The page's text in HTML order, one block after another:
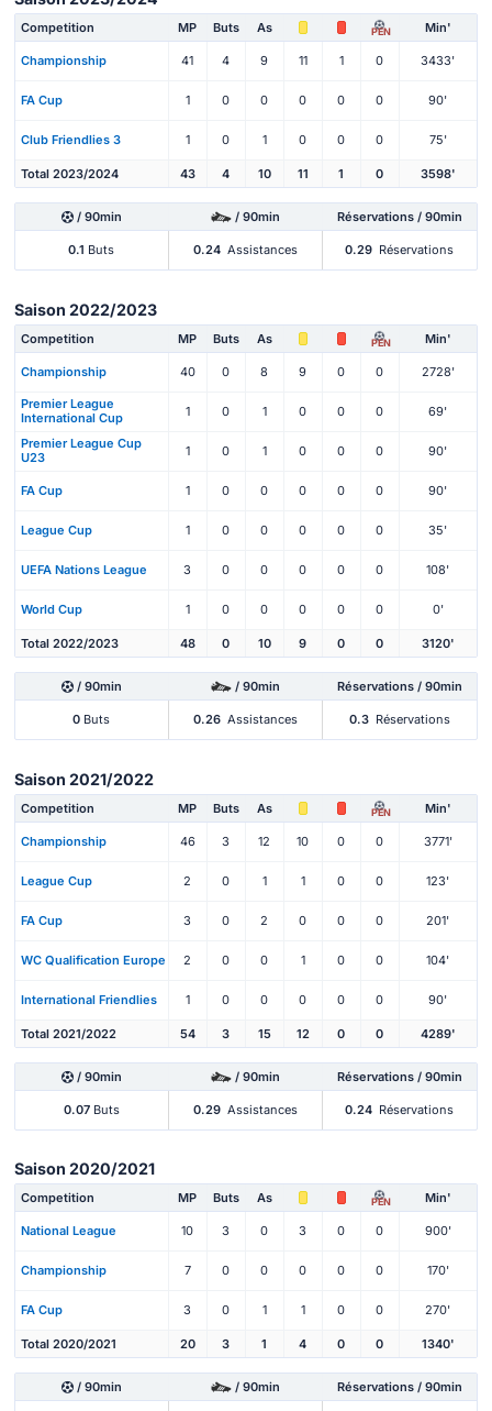
Competition MP Buts As PEN Min'
Championship 41 4 9 11 1 0 3433'
FA Cup 1 0 0 0 0 0 90'
Club Friendlies 3 1 0 1 0 0 0 75'
Total 2023/2024 43 4 10 11 1 0 3598'
/ 90min / 90min Réservations / 90min
0.1 Buts 0.24 Assistances 0.29 Réservations
Saison 2022/2023
Competition MP Buts As PEN Min'
Championship 40 0 8 9 0 0 2728'
Premier League
International Cup
1 0 1 0 0 0 69'
Premier League Cup
U23
1 0 1 0 0 0 90'
FA Cup 1 0 0 0 0 0 90'
League Cup 1 0 0 0 0 0 35'
UEFA Nations League 3 0 0 0 0 0 108'
World Cup 1 0 0 0 0 0 0'
Total 2022/2023 48 0 10 9 0 0 3120'
/ 90min / 90min Réservations / 90min
0 Buts 0.26 Assistances 0.3 Réservations
Saison 2021/2022
Competition MP Buts As PEN Min'
Championship 46 3 12 10 0 0 3771'
League Cup 2 0 1 1 0 0 123'
FA Cup 3 0 2 0 0 0 201'
WC Qualification Europe 2 0 0 1 0 0 104'
International Friendlies 1 0 0 0 0 0 90'
Total 2021/2022 54 3 15 12 0 0 4289'
/ 90min / 90min Réservations / 90min
0.07Buts 0.29 Assistances 0.24 Réservations
Saison 2020/2021
Competition MP Buts As PEN Min'
National League 10 3 0 3 0 0 900'
Championship 7 0 0 0 0 0 170'
FA Cup 3 0 1 1 0 0 270'
Total 2020/2021 20 3 1 4 0 0 1340'
/ 90min / 90min Réservations / 90min